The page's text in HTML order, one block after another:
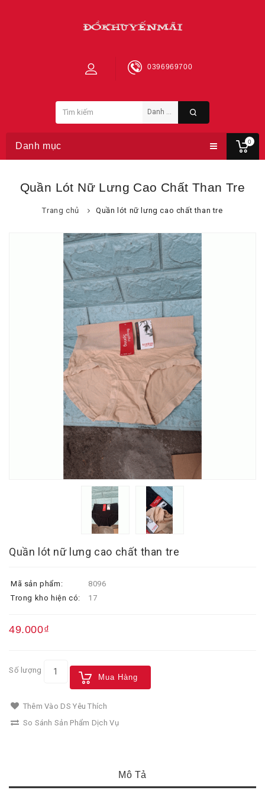
0
0396969700
Danh mục
Quần Lót Nữ Lưng Cao Chất Than Tre
Trang chủ Quần lót nữ lưng cao chất than tre
Quần lót nữ lưng cao chất than tre
Mã sản phẩm:
8096
Trong kho hiện có:
17
49.000₫
Số lượng
Mua Hàng
Thêm Vào DS Yêu Thích
So Sánh Sản Phẩm Dịch Vụ
Mô Tả